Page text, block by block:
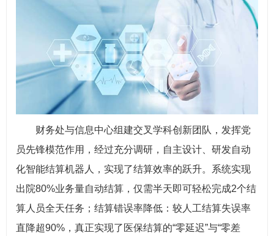
财务处与信息中心组建交叉学科创新团队，发挥党
员先锋模范作用，经过充分调研，自主设计、研发自动
化智能结算机器人，实现了结算效率的跃升。系统实现
出院80%业务量自动结算，仅需半天即可轻松完成2个结
算人员全天任务；结算错误率降低：较人工结算失误率
直降超90%，真正实现了医保结算的“零延迟”与“零差